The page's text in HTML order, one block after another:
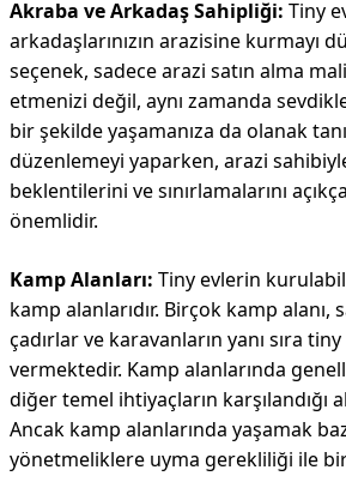
Akraba ve Arkadaş Sahipliği: Tiny
arkadaşlarınızın arazisine kurmayı
seçenek, sadece arazi satın alma
etmenizi değil, aynı zamanda
bir şekilde yaşamanıza da olanak
düzenlemeyi yaparken, arazi
beklentilerini ve sınırlamalarını
önemlidir.
Kamp Alanları: Tiny evlerin
kamp alanlarıdır. Birçok kamp
çadırlar ve karavanların yanı sıra
vermektedir. Kamp alanlarında
diğer temel ihtiyaçların karşılandığı
Ancak kamp alanlarında yaşamak
yönetmeliklere uyma gerekliliği ile